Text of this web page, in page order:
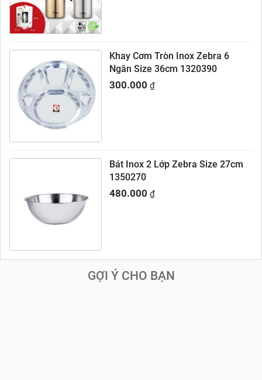
Khay Cơm Tròn Inox Zebra 6
Ngăn Size 36cm 1320390
300.000 ₫
Bát Inox 2 Lớp Zebra Size 27cm
1350270
480.000 ₫
GỢI Ý CHO BẠN